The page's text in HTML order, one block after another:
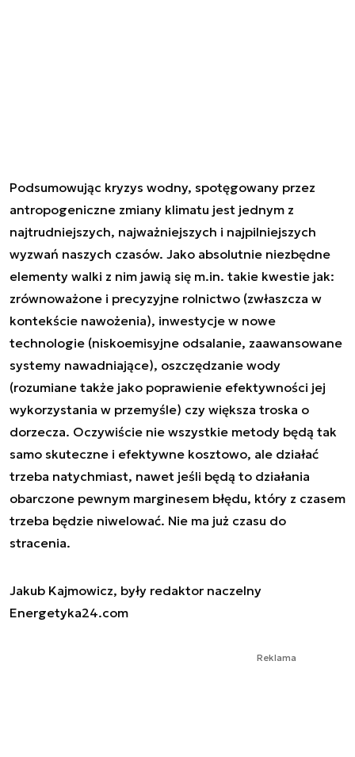
Podsumowując kryzys wodny, spotęgowany przez
antropogeniczne zmiany klimatu jest jednym z
najtrudniejszych, najważniejszych i najpilniejszych
wyzwań naszych czasów. Jako absolutnie niezbędne
elementy walki z nim jawią się m.in. takie kwestie jak:
zrównoważone i precyzyjne rolnictwo (zwłaszcza w
kontekście nawożenia), inwestycje w nowe
technologie (niskoemisyjne odsalanie, zaawansowane
systemy nawadniające), oszczędzanie wody
(rozumiane także jako poprawienie efektywności jej
wykorzystania w przemyśle) czy większa troska o
dorzecza. Oczywiście nie wszystkie metody będą tak
samo skuteczne i efektywne kosztowo, ale działać
trzeba natychmiast, nawet jeśli będą to działania
obarczone pewnym marginesem błędu, który z czasem
trzeba będzie niwelować. Nie ma już czasu do
stracenia.
Jakub Kajmowicz, były redaktor naczelny
Energetyka24.com
Reklama